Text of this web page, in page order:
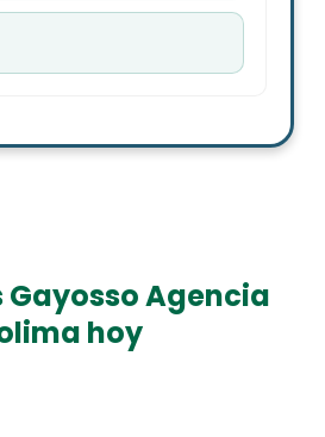
Agencia
hoy